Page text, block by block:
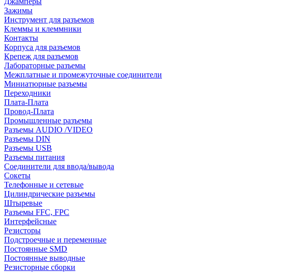
Зажимы
Инструмент для разъемов
Клеммы и клеммники
Контакты
Корпуса для разъемов
Крепеж для разъемов
Лабораторные разъемы
Межплатные и промежуточные соединители
Миниатюрные разъемы
Переходники
Плата-Плата
Провод-Плата
Промышленные разъемы
Разъемы AUDIO /VIDEO
Разъемы DIN
Разъемы USB
Разъемы питания
Соединители для ввода/вывода
Сокеты
Телефонные и сетевые
Цилиндрические разъемы
Штыревые
Разъемы FFC, FPC
Интерфейсные
Резисторы
Подстроечные и переменные
Постоянные SMD
Постоянные выводные
Резисторные сборки